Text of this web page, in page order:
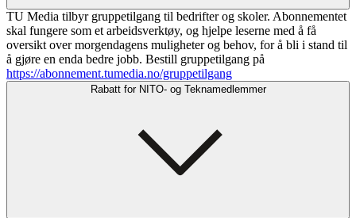
TU Media tilbyr gruppetilgang til bedrifter og skoler. Abonnementet
skal fungere som et arbeidsverktøy, og hjelpe leserne med å få
oversikt over morgendagens muligheter og behov, for å bli i stand til
å gjøre en enda bedre jobb. Bestill gruppetilgang på
https://abonnement.tumedia.no/gruppetilgang
Rabatt for NITO- og Teknamedlemmer